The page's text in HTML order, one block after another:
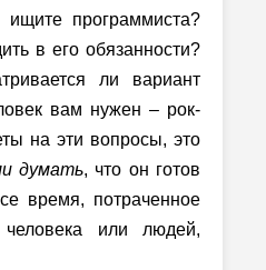
программиста?
в его обязанности?
ли вариант
вам нужен – рок-
на эти вопросы, это
думать, что он готов
время, потраченное
или людей,